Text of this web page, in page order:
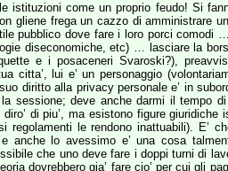
istituzioni come un proprio feudo! Si
gliene frega un cazzo di amministrare
pubblico dove fare i loro porci
diseconomiche, etc) … lasciare la
e i posaceneri Svaroski?),
citta’, lui e’ un personaggio
diritto alla privacy personale e’ in
sessione; deve anche darmi il tempo
diro’ di piu’, ma esistono figure
le rendono inattuabili). E’
anche lo avessimo e’ una cosa
che uno deve fare i doppi turni di
dovrebbero gia’ fare cio’ per cui gli